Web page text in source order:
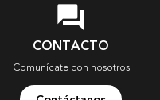
question_answer
CONTACTO
Comunícate con nosotros